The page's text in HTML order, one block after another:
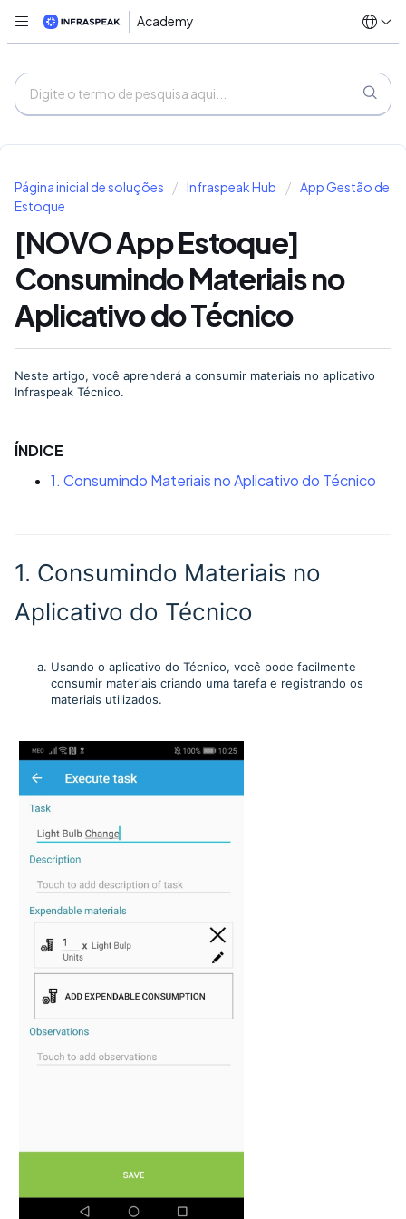
Academy
Página inicial de soluções Infraspeak Hub
App Gestão de
Estoque
[NOVO App Estoque]
Consumindo Materiais no
Aplicativo do Técnico
Neste artigo, você aprenderá a consumir materiais no aplicativo
Infraspeak Técnico.
ÍNDICE
1. Consumindo Materiais no Aplicativo do Técnico
1. Consumindo Materiais no
Aplicativo do Técnico
Usando o aplicativo do Técnico, você pode facilmente
consumir materiais criando uma tarefa e registrando os
materiais utilizados.